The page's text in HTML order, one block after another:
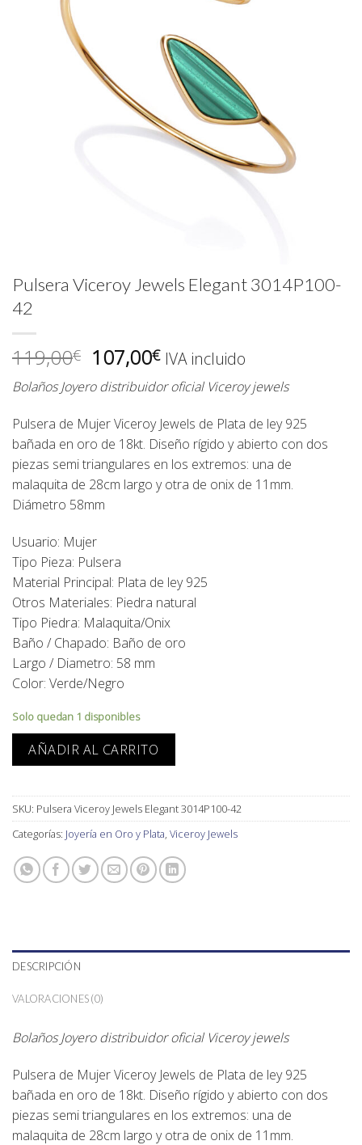
Pulsera Viceroy Jewels Elegant 3014P100-
42
119,00€ El
precio
original
era:
119,00€.
107,00€El
precio
actual
es:
107,00€.
IVA incluido
Bolaños Joyero distribuidor oficial Viceroy jewels
Pulsera de Mujer Viceroy Jewels de Plata de ley 925
bañada en oro de 18kt. Diseño rígido y abierto con dos
piezas semi triangulares en los extremos: una de
malaquita de 28cm largo y otra de onix de 11mm.
Diámetro 58mm
Usuario: Mujer
Tipo Pieza: Pulsera
Material Principal: Plata de ley 925
Otros Materiales: Piedra natural
Tipo Piedra: Malaquita/Onix
Baño / Chapado: Baño de oro
Largo / Diametro: 58 mm
Color: Verde/Negro
Solo quedan 1 disponibles
AÑADIR AL CARRITO
SKU: Pulsera Viceroy Jewels Elegant 3014P100-42
Categorías: Joyería en Oro y Plata, Viceroy Jewels
DESCRIPCIÓN
VALORACIONES (0)
Bolaños Joyero distribuidor oficial Viceroy jewels
Pulsera de Mujer Viceroy Jewels de Plata de ley 925
bañada en oro de 18kt. Diseño rígido y abierto con dos
piezas semi triangulares en los extremos: una de
malaquita de 28cm largo y otra de onix de 11mm.